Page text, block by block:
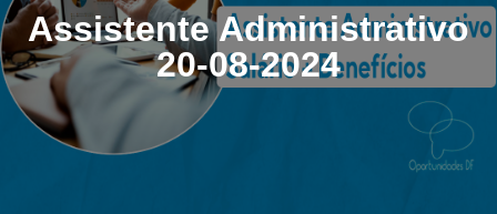
Assistente Administrativo
20-08-2024